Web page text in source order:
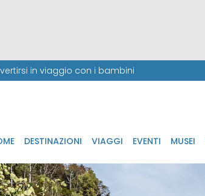
in viaggio con i bambini
DESTINAZIONI VIAGGI EVENTI MUSEI